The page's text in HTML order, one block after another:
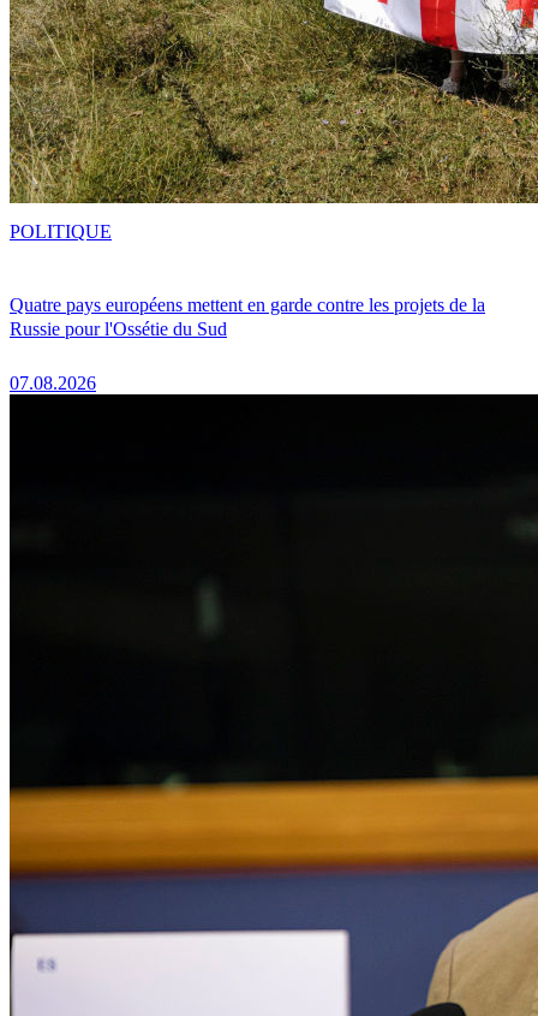
Quatre pays européens mettent en garde contre les projets de la
Russie pour l'Ossétie du Sud
07.08.2026
POLITIQUE